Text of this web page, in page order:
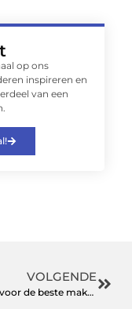
op ons
inspireren en
van een
VOLGENDE
Kies ook voor de beste makelaar Apeldoorn!